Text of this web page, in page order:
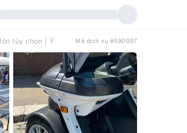
tùy chọn | Ý Mã dịch vụ #590097